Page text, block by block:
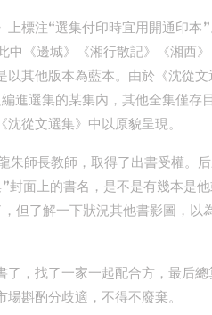
標注“選集付印時宜用開通印本
《邊城》《湘行散記》《湘西
其他版本為藍本。由於《沈從
進選集的某集內，其他全集僅存
沈從文選集》中以原貌呈現。
朱師長教師，取得了出書受權。
面上的書名，是不是有幾本是
但了解一下狀況其他書影圖，以
，找了一家一起配合方，最后總
斟酌分歧適，不得不廢棄。